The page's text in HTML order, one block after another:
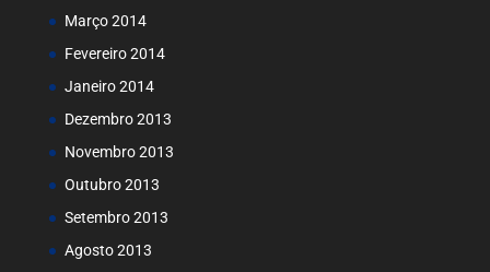
Março 2014
Fevereiro 2014
Janeiro 2014
Dezembro 2013
Novembro 2013
Outubro 2013
Setembro 2013
Agosto 2013